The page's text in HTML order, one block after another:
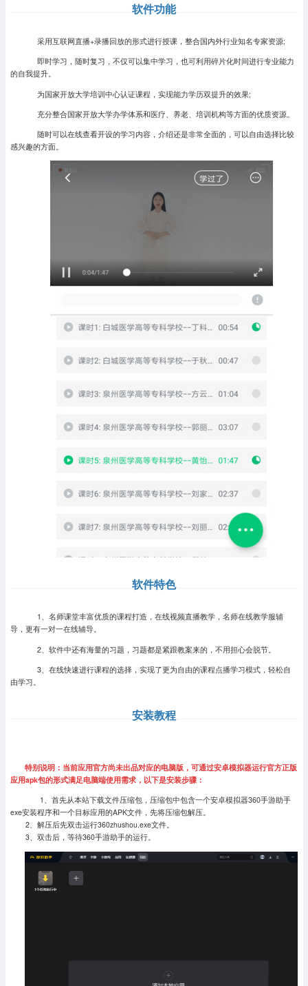
软件功能
采用互联网直播+录播回放的形式进行授课，整合国内外行业知名专家资源;
即时学习，随时复习，不仅可以集中学习，也可利用碎片化时间进行专业能力
的自我提升。
为国家开放大学培训中心认证课程，实现能力学历双提升的效果;
充分整合国家开放大学办学体系和医疗、养老、培训机构等方面的优质资源。
随时可以在线查看开设的学习内容，介绍还是非常全面的，可以自由选择比较
感兴趣的方面。
软件特色
1、名师课堂丰富优质的课程打造，在线视频直播教学，名师在线教学服辅
导，更有一对一在线辅导。
2、软件中还有海量的习题，习题都是紧跟教案来的，不用担心会脱节。
3、在线快速进行课程的选择，实现了更为自由的课程点播学习模式，轻松自
由学习。
安装教程
特别说明：当前应用官方尚未出品对应的电脑版，可通过安卓模拟器运行官方正版
应用apk包的形式满足电脑端使用需求，以下是安装步骤：
1、首先从本站下载文件压缩包，压缩包中包含一个安卓模拟器360手游助手
exe安装程序和一个目标应用的APK文件，先将压缩包解压。
2、解压后先双击运行360zhushou.exe文件。
3、双击后，等待360手游助手的运行。